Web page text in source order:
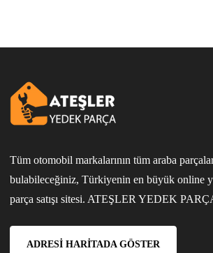
Tüm otomobil markalarının tüm araba
bulabileceğiniz, Türkiyenin en büyük online
parça satışı sitesi. ATEŞLER YEDEK
ADRESI HARITADA GÖSTER